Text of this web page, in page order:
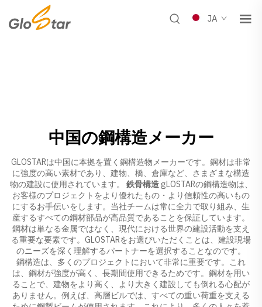
JA
中国の鋼構造メーカー
GLOSTARは中国に本拠を置く鋼構造物メーカーです。鋼材は非常
に強度の高い素材であり、建物、橋、倉庫など、さまざまな構造
物の建設に使用されています。 鉄骨構造gLOSTARの鋼構造物は、
お客様のプロジェクトをより優れたもの・より信頼性の高いもの
にするお手伝いをします。当社チームは常に全力で取り組み、生
産するすべての鋼材部品が高品質であることを保証しています。
鋼材は単なる金属ではなく、現代における世界の建設活動を支え
る重要な要素です。GLOSTARをお選びいただくことは、建設現場
のニーズを深く理解するパートナーを選択することなのです。
鋼構造は、多くのプロジェクトにおいて非常に重要です。これ
は、鋼材が強度が高く、長期間使用できるためです。鋼材を用い
ることで、建物をより高く、より大きく建設しても倒れる心配が
ありません。例えば、高層ビルでは、すべての重い荷重を支える